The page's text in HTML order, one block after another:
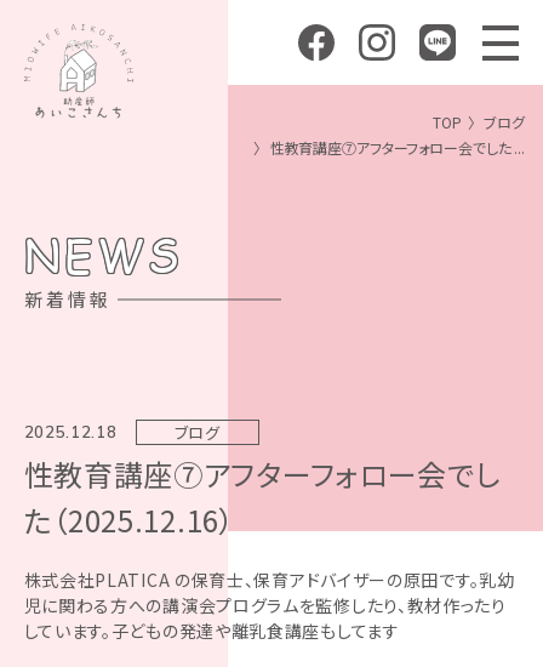
TOP
ブログ
性教育講座⑦アフターフォロー会でした ...
NEWS
新着情報
2025.12.18 ブログ
性教育講座⑦アフターフォロー会でし
た（2025.12.16）
株式会社PLATICA の保育士、保育アドバイザーの原田です。乳幼
児に関わる方への講演会プログラムを監修したり、教材作ったり
しています。子どもの発達や離乳食講座もしてます